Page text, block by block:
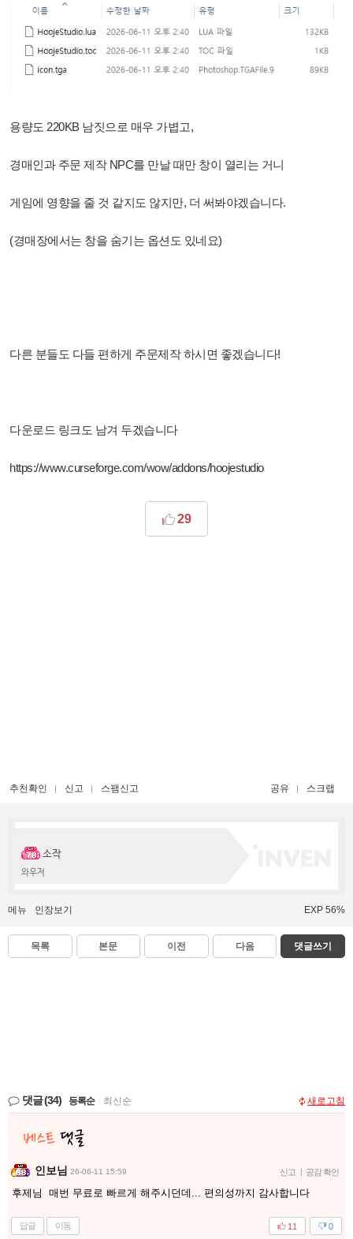
용량도 220KB 남짓으로 매우 가볍고,
경매인과 주문 제작 NPC를 만날 때만 창이 열리는 거니
게임에 영향을 줄 것 같지도 않지만, 더 써봐야겠습니다.
(경매장에서는 창을 숨기는 옵션도 있네요)
다른 분들도 다들 편하게 주문제작 하시면 좋겠습니다!
다운로드 링크도 남겨 두겠습니다
https://www.curseforge.com/wow/addons/hoojestudio
29
추천확인 신고 스팸신고 공유 스크랩
소작
와우저
메뉴 인장보기 EXP 56%
목록 본문 이전 다음 댓글쓰기
댓글(34) 등록순 최신순 새로고침
인보님 26-06-11 15:59 신고 | 공감 확인
후제님 매번 무료로 빠르게 해주시던데... 편의성까지 감사합니다
답글 이동 0
11